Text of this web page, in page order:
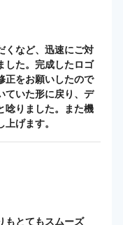
くなど、迅速にご対
した。完成したロゴ
正をお願いしたので
ていた形に戻り、デ
唸りました。また機
げます。
もとてもスムーズ